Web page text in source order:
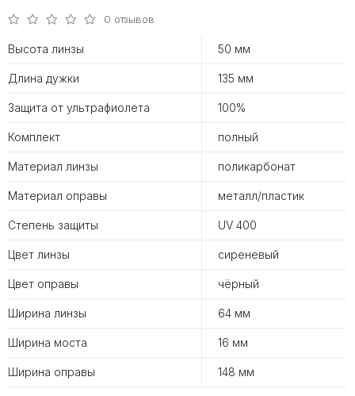
0 отзывов
Высота линзы 50 мм
Длина дужки 135 мм
Защита от ультрафиолета 100%
Комплект полный
Материал линзы поликарбонат
Материал оправы металл/пластик
Степень защиты UV 400
Цвет линзы сиреневый
Цвет оправы чёрный
Ширина линзы 64 мм
Ширина моста 16 мм
Ширина оправы 148 мм